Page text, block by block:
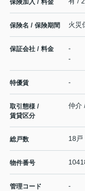
保険加入 / 料金
保険名 / 保険期間 火災
保証会社 / 料金
-
-
特優賃 -
取引態様 /
賃貸区分
仲介
総戸数 18戸
物件番号
管理コード -